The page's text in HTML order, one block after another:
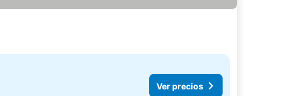
Ver precios